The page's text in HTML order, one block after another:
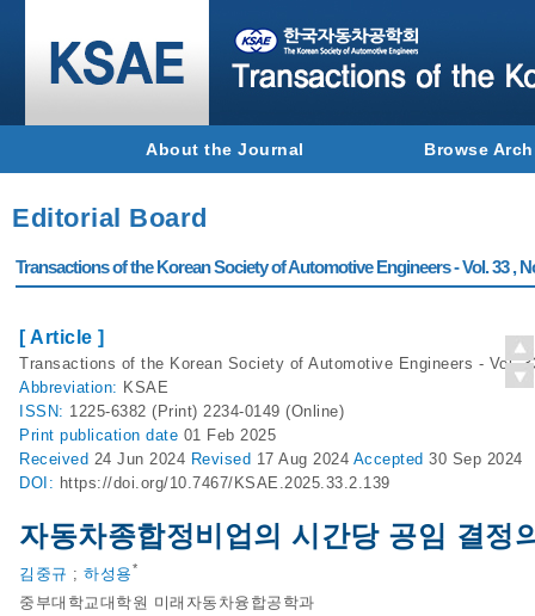
About the Journal Browse
Editorial Board
Transactions of the Korean Society of Automotive Engineers - Vol. 33 ,
[ Article ]
Transactions of the Korean Society of Automotive Engineers - Vol.
Abbreviation: KSAE
ISSN: 1225-6382 (Print) 2234-0149 (Online)
Print publication date 01 Feb 2025
Received 24 Jun 2024 Revised 17 Aug 2024 Accepted 30 Sep 2024
DOI: https://doi.org/10.7467/KSAE.2025.33.2.139
자동차종합정비업의 시간당 공임 결정
김중규 ; 하성용*
중부대학교대학원 미래자동차융합공학과